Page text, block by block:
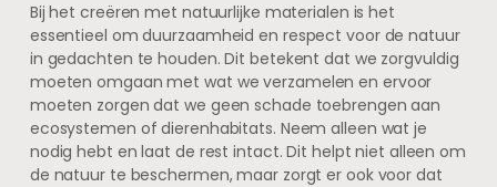
Bij het creëren met natuurlijke materialen is het
essentieel om duurzaamheid en respect voor de natuur
in gedachten te houden. Dit betekent dat we zorgvuldig
moeten omgaan met wat we verzamelen en ervoor
moeten zorgen dat we geen schade toebrengen aan
ecosystemen of dierenhabitats. Neem alleen wat je
nodig hebt en laat de rest intact. Dit helpt niet alleen om
de natuur te beschermen, maar zorgt er ook voor dat